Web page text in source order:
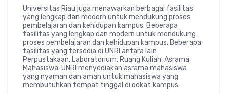
Universitas Riau juga menawarkan berbagai fasilitas
yang lengkap dan modern untuk mendukung proses
pembelajaran dan kehidupan kampus. Beberapa
fasilitas yang lengkap dan modern untuk mendukung
proses pembelajaran dan kehidupan kampus. Beberapa
fasilitas yang tersedia di UNRI antara lain
Perpustakaan, Laboratorium, Ruang Kuliah, Asrama
Mahasiswa. UNRI menyediakan asrama mahasiswa
yang nyaman dan aman untuk mahasiswa yang
membutuhkan tempat tinggal di dekat kampus.